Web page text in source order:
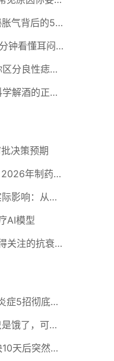
肚子总像充了气？揭秘胀气背后的5大元凶与自救指南
耳朵总像塞了棉花？3分钟看懂耳闷的真相与自救指南
脚底长黑痣别慌！教你区分良性痣与黑色素瘤
酒后头疼自救指南：科学解酒的正确打开方式
决策预期
从AI设计到基因编辑：2026年制药领域重大突破
AI在医疗保健领域的实际影响：从数据到诊断及更远
AI模型
长寿突破：2025年值得关注的抗衰老创新
龟头红痒别慌！4步辨炎症5招彻底防复发
肚子咕咕叫？别以为只是饿了，可能是身体在求救！
深圳大学生喝完敌草快10天后突然倒下！这10天他到底经历了什么？